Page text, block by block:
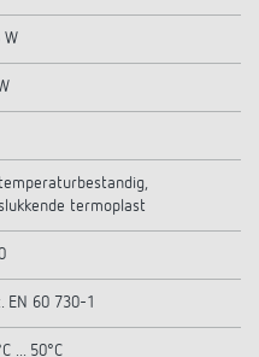
W
termoplast
EN 60 730-1
... 50°C